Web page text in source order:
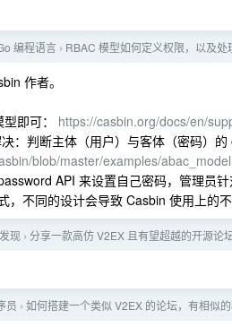
编程语言 › RBAC 模型如何定义权限，以及处
作者。
即可： https://casbin.org/docs/en/
：判断主体（用户）与客体（密码）的
blob/master/examples/
API 来设置自己密码，管理员
，不同的设计会导致 Casbin 使用上的
现 › 分享一款高仿 V2EX 且有望超越的开源论
员 › 如何搭建一个类似 V2EX 的论坛，有相似的